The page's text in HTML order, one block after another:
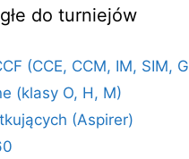
do turniejów
(CCE, CCM, IM, SIM,
(klasy O, H, M)
(Aspirer)